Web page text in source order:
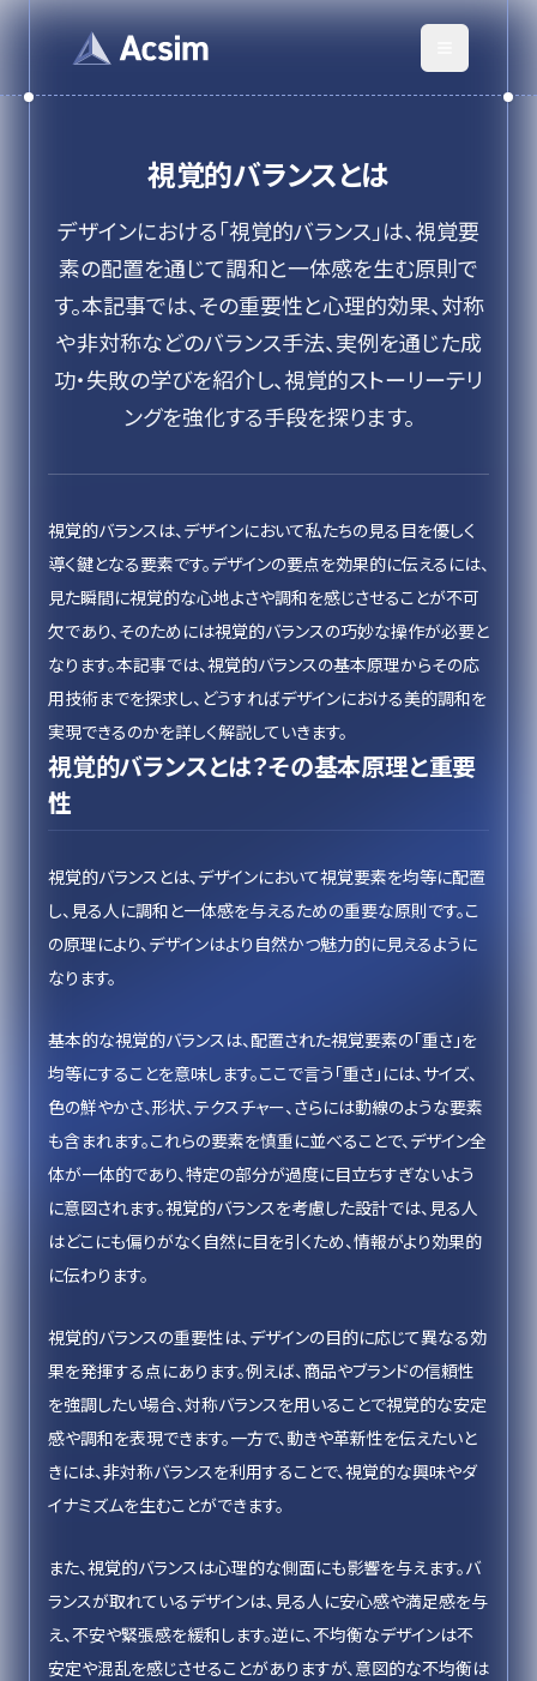
視覚的バランスとは
デザインにおける「視覚的バランス」は、視覚要
素の配置を通じて調和と一体感を生む原則で
す。本記事では、その重要性と心理的効果、対称
や非対称などのバランス手法、実例を通じた成
功・失敗の学びを紹介し、視覚的ストーリーテリ
ングを強化する手段を探ります。
視覚的バランスは、デザインにおいて私たちの見る目を優しく
導く鍵となる要素です。デザインの要点を効果的に伝えるには、
見た瞬間に視覚的な心地よさや調和を感じさせることが不可
欠であり、そのためには視覚的バランスの巧妙な操作が必要と
なります。本記事では、視覚的バランスの基本原理からその応
用技術までを探求し、どうすればデザインにおける美的調和を
実現できるのかを詳しく解説していきます。
視覚的バランスとは？その基本原理と重要
性
視覚的バランスとは、デザインにおいて視覚要素を均等に配置
し、見る人に調和と一体感を与えるための重要な原則です。こ
の原理により、デザインはより自然かつ魅力的に見えるように
なります。
基本的な視覚的バランスは、配置された視覚要素の「重さ」を
均等にすることを意味します。ここで言う「重さ」には、サイズ、
色の鮮やかさ、形状、テクスチャー、さらには動線のような要素
も含まれます。これらの要素を慎重に並べることで、デザイン全
体が一体的であり、特定の部分が過度に目立ちすぎないよう
に意図されます。視覚的バランスを考慮した設計では、見る人
はどこにも偏りがなく自然に目を引くため、情報がより効果的
に伝わります。
視覚的バランスの重要性は、デザインの目的に応じて異なる効
果を発揮する点にあります。例えば、商品やブランドの信頼性
を強調したい場合、対称バランスを用いることで視覚的な安定
感や調和を表現できます。一方で、動きや革新性を伝えたいと
きには、非対称バランスを利用することで、視覚的な興味やダ
イナミズムを生むことができます。
また、視覚的バランスは心理的な側面にも影響を与えます。バ
ランスが取れているデザインは、見る人に安心感や満足感を与
え、不安や緊張感を緩和します。逆に、不均衡なデザインは不
安定や混乱を感じさせることがありますが、意図的な不均衡は